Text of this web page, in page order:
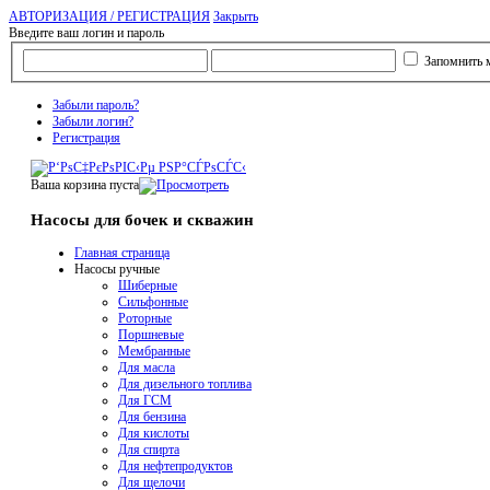
АВТОРИЗАЦИЯ / РЕГИСТРАЦИЯ Закрыть
Введите ваш логин и пароль
Запомнить
Забыли пароль?
Забыли логин?
Регистрация
Ваша корзина пуста
Насосы для бочек и скважин
Главная страница
Насосы ручные
Шиберные
Сильфонные
Роторные
Поршневые
Мембранные
Для масла
Для дизельного топлива
Для ГСМ
Для бензина
Для кислоты
Для спирта
Для нефтепродуктов
Для щелочи